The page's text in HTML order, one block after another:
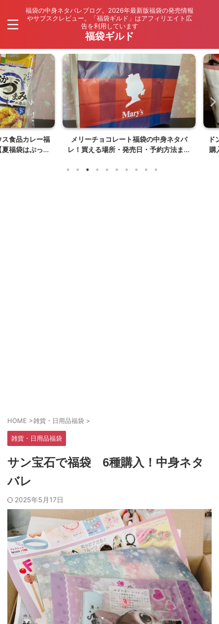
福袋の中身ネタバレブログ。2026年最新版福袋の発売情報
やサブスクレビュー。「福袋ギルド」はアフィリエイト広
告を利用しています
福袋ギルド
レー福
はぷっく
メリーチョコレート福袋の中身ネタバ
レ！買える場所・発売日・予約方法まと
ドンキ
購入！
HOME >雑貨・日用品福袋 >
雑貨・日用品福袋
サン宝石で福袋 6種購入！中身ネタ
バレ
2025年5月17日